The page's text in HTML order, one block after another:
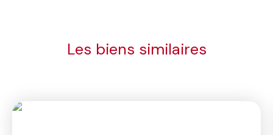
Les biens similaires